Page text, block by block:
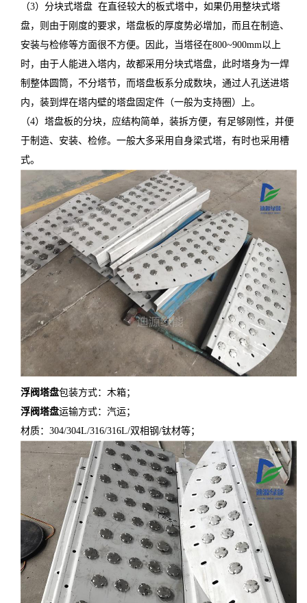
（3） 分块式塔盘 在直径较大的板式塔中，如果仍用整块式塔
盘，则由于刚度的要求，塔盘板的厚度势必增加，而且在制造、
安装与检修等方面很不方便。因此，当塔径在800~900mm以上
时，由于人能进入塔内，故都采用分块式塔盘，此时塔身为一焊
制整体圆筒，不分塔节，而塔盘板系分成数块，通过人孔送进塔
内，装到焊在塔内壁的塔盘固定件（一般为支持圈）上。
（4） 塔盘板的分块，应结构简单，装拆方便，有足够刚性，并便
于制造、安装、检修。一般大多采用自身梁式塔，有时也采用槽
式。
浮阀塔盘包装方式：木箱；
浮阀塔盘运输方式：汽运；
材质：304/304L/316/316L/双相钢/钛材等；